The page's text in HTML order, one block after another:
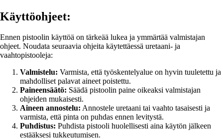
Käyttöohjeet:
Ennen pistoolin käyttöä on tärkeää lukea ja ymmärtää valmistajan
ohjeet. Noudata seuraavia ohjeita käytettäessä uretaani- ja
vaahtopistooleja:
Valmistelu: Varmista, että työskentelyalue on hyvin tuuletettu ja
mahdolliset palavat aineet poistettu.
Paineensäätö: Säädä pistoolin paine oikeaksi valmistajan
ohjeiden mukaisesti.
Aineen annostelu: Annostele uretaani tai vaahto tasaisesti ja
varmista, että pinta on puhdas ennen levitystä.
Puhdistus: Puhdista pistooli huolellisesti aina käytön jälkeen
estääksesi tukkeutumisen.